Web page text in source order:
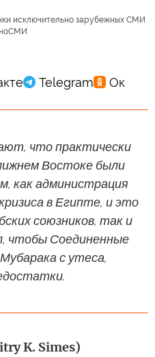
исключительно зарубежных СМИ
что практически
Востоке были
как администрация
в Египте, и это
союзников, так и
чтобы Соединенные
с утеса,
K. Simes)